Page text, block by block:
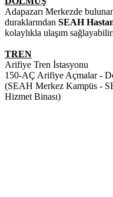
Adapazarı Merkezde
duraklarından SEAH
kolaylıkla ulaşım
TREN
Arifiye Tren İstasyonu
150-AÇ Arifiye Açmalar -
(SEAH Merkez Kampüs -
Hizmet Binası)